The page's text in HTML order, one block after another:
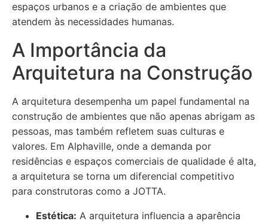
espaços urbanos e a criação de ambientes que
atendem às necessidades humanas.
A Importância da
Arquitetura na Construção
A arquitetura desempenha um papel fundamental na
construção de ambientes que não apenas abrigam as
pessoas, mas também refletem suas culturas e
valores. Em Alphaville, onde a demanda por
residências e espaços comerciais de qualidade é alta,
a arquitetura se torna um diferencial competitivo
para construtoras como a JOTTA.
Estética: A arquitetura influencia a aparência